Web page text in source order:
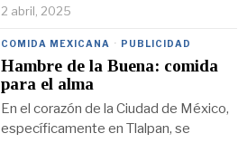
2 abril, 2025
COMIDA MEXICANA · PUBLICIDAD
Hambre de la Buena: comida
para el alma
En el corazón de la Ciudad de México,
específicamente en Tlalpan, se